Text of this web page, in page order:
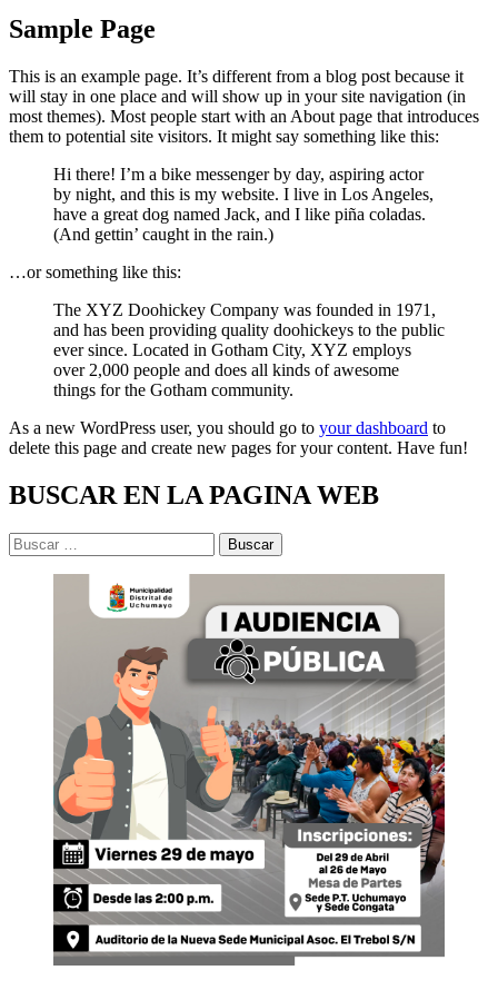
Sample Page
This is an example page. It’s different from a blog post because it
will stay in one place and will show up in your site navigation (in
most themes). Most people start with an About page that introduces
them to potential site visitors. It might say something like this:
Hi there! I’m a bike messenger by day, aspiring actor
by night, and this is my website. I live in Los Angeles,
have a great dog named Jack, and I like piña coladas.
(And gettin’ caught in the rain.)
…or something like this:
The XYZ Doohickey Company was founded in 1971,
and has been providing quality doohickeys to the public
ever since. Located in Gotham City, XYZ employs
over 2,000 people and does all kinds of awesome
things for the Gotham community.
As a new WordPress user, you should go to your dashboard to
delete this page and create new pages for your content. Have fun!
BUSCAR EN LA PAGINA WEB
Buscar: